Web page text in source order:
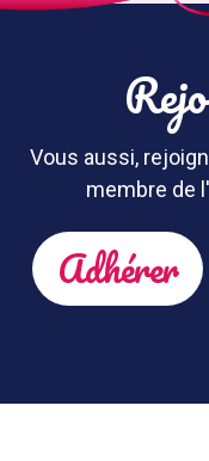
Vous aussi,
membre de
Adhérer